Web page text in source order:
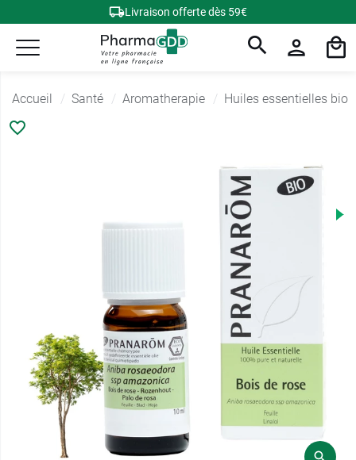
Livraison offerte dès 59€
Accueil Santé Aromatherapie Huiles essentielles bio